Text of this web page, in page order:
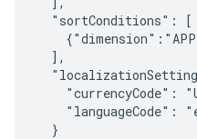
  "sortConditions": [
  ],
"currencyCode":
"languageCode":
  }